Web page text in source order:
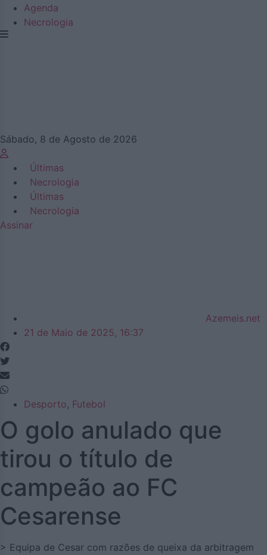
Agenda
Necrologia
Sábado, 8 de Agosto de 2026
Últimas
Necrologia
Últimas
Necrologia
Assinar
Azemeis.net
21 de Maio de 2025, 16:37
Desporto, Futebol
O golo anulado que
tirou o título de
campeão ao FC
Cesarense
> Equipa de Cesar com razões de queixa da arbitragem